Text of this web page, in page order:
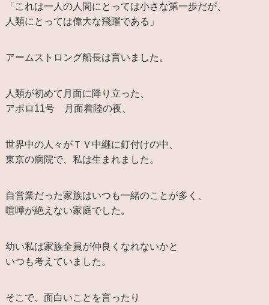
「これは一人の人間にとっては小さな第一歩だが、
人類にとっては偉大な飛躍である」
アームストロング船長は言いました。
人類が初めて月面に降り立った、
アポロ11号 月面着陸の夜、
世界中の人々がＴＶ中継に釘付けの中、
東京の病院で、私は生まれました。
自営業だった家族はいつも一緒のことが多く、
喧嘩が絶えない家庭でした。
幼い私は家族全員が仲良くなれないかと
いつも考えていました。
そこで、面白いことを言ったり